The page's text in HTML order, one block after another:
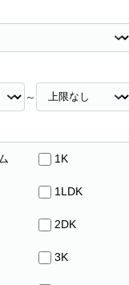
～
1K
1LDK
2DK
3K